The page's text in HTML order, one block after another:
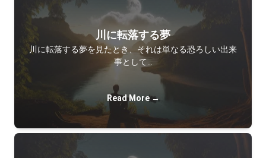
川に転落する夢
川に転落する夢を見たとき、それは単なる恐ろしい出来
事として…
Read More →